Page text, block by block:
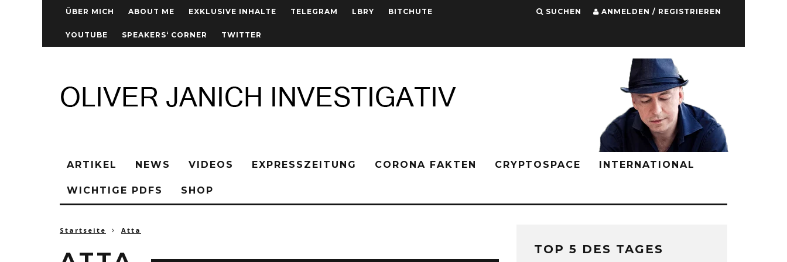
ÜBER MICH ABOUT ME EXKLUSIVE INHALTE TELEGRAM LBRY BITCHUTE
YOUTUBE SPEAKERS‘ CORNER TWITTER
SUCHEN ANMELDEN / REGISTRIEREN
ARTIKEL NEWS VIDEOS EXPRESSZEITUNG CORONA FAKTEN CRYPTOSPACE INTERNATIONAL
WICHTIGE PDFS SHOP
Startseite Atta
TOP 5 DES TAGES